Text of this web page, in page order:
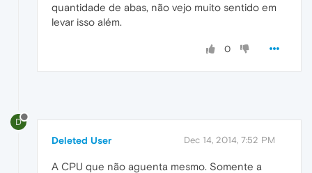
quantidade de abas, não vejo muito sentido em
levar isso além.
0
D
Deleted User Dec 14, 2014, 7:52 PM
A CPU que não aguenta mesmo. Somente a